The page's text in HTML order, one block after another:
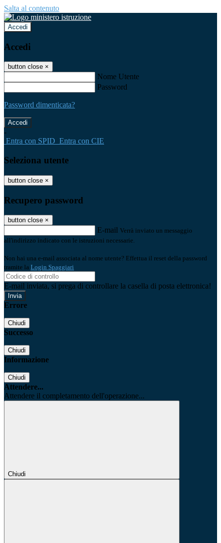
Salta al contenuto
Accedi
Accedi
button close ×
Nome Utente
Password
Password dimenticata?
-
Entra con SPID Entra con CIE
Seleziona utente
button close ×
Recupero password
button close ×
E-mail Verrà inviato un messaggio
all'indirizzo indicato con le istruzioni necessarie.
Non hai una e-mail associata al nome utente? Effettua il reset della password
tramite la Login Spaggiari
E-mail inviata, si prega di controllare la casella di posta elettronica!
Errore
Chiudi
Successo
Chiudi
Informazione
Chiudi
Attendere...
Attendere il completamento dell'operazione...
Chiudi